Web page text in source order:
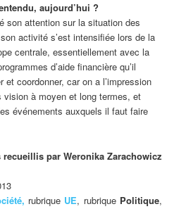
aujourd’hui ?
son attention sur la situation des
activité s’est intensifiée lors de la
centrale, essentiellement avec la
d’aide financière qu’il
et coordonner, car on a l’impression
vision à moyen et long termes, et
événements auxquels il faut faire
recueillis par Weronika Zarachowicz
rubrique UE, rubrique Politique,